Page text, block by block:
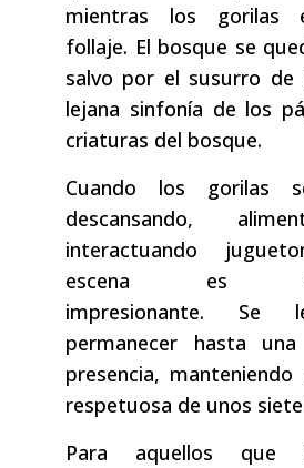
mientras los gorilas
follaje. El bosque se
salvo por el susurro de
lejana sinfonía de los
criaturas del bosque.
Cuando los gorilas
descansando,
interactuando
escena es
impresionante. Se
permanecer hasta
presencia,
respetuosa de unos
Para aquellos que